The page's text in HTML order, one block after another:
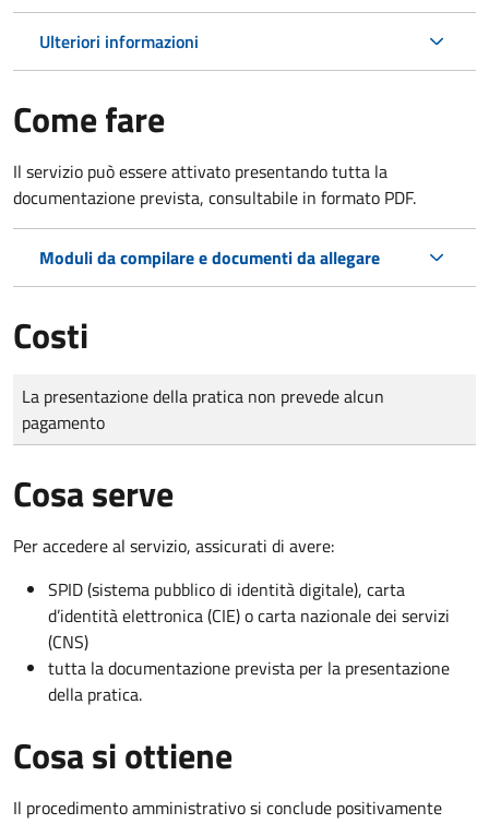
Ulteriori informazioni
Come fare
Il servizio può essere attivato presentando tutta la
documentazione prevista, consultabile in formato PDF.
Moduli da compilare e documenti da allegare
Costi
Tipo di pagamento
Importo
La presentazione della pratica non prevede alcun
pagamento
Cosa serve
Per accedere al servizio, assicurati di avere:
SPID (sistema pubblico di identità digitale), carta
d’identità elettronica (CIE) o carta nazionale dei servizi
(CNS)
tutta la documentazione prevista per la presentazione
della pratica.
Cosa si ottiene
Il procedimento amministrativo si conclude positivamente